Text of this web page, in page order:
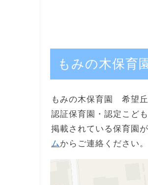
もみの木保育
もみの木保育園 希望丘
認証保育園・認定こど
掲載されている保育園
ム からご連絡ください。